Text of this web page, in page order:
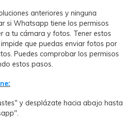
anteriores y ninguna
si Whatsapp tiene los permisos
a tu cámara y fotos. Tener estos
que puedas enviar fotos por
Puedes comprobar los permisos
estos pasos.
y desplázate hacia abajo hasta